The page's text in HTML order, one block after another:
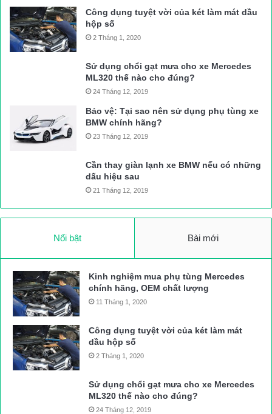
Công dụng tuyệt vời của két làm mát dầu
hộp số
2 Tháng 1, 2020
Sử dụng chổi gạt mưa cho xe Mercedes
ML320 thế nào cho đúng?
24 Tháng 12, 2019
Bảo vệ: Tại sao nên sử dụng phụ tùng xe
BMW chính hãng?
23 Tháng 12, 2019
Cần thay giàn lạnh xe BMW nếu có những
dấu hiệu sau
21 Tháng 12, 2019
Nổi bật Bài mới
Kinh nghiệm mua phụ tùng Mercedes
chính hãng, OEM chất lượng
11 Tháng 1, 2020
Công dụng tuyệt vời của két làm mát
dầu hộp số
2 Tháng 1, 2020
Sử dụng chổi gạt mưa cho xe Mercedes
ML320 thế nào cho đúng?
24 Tháng 12, 2019